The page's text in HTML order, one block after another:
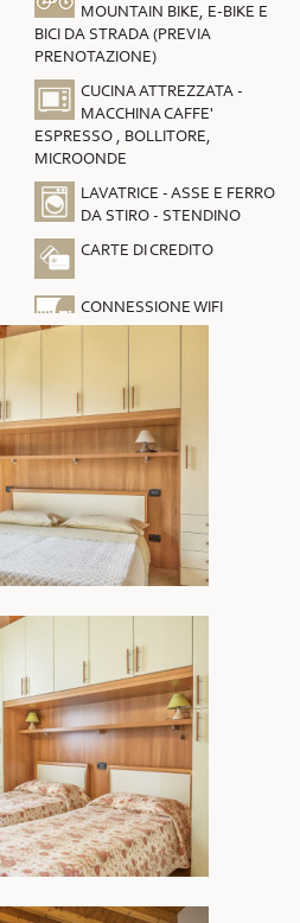
MOUNTAIN BIKE, E-BIKE E
BICI DA STRADA (PREVIA
PRENOTAZIONE)
CUCINA ATTREZZATA -
MACCHINA CAFFE'
ESPRESSO , BOLLITORE,
MICROONDE
LAVATRICE - ASSE E FERRO
DA STIRO - STENDINO
CARTE DI CREDITO
CONNESSIONE WIFI
GRATUITA